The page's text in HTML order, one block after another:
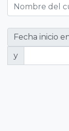
Fecha inicio
y